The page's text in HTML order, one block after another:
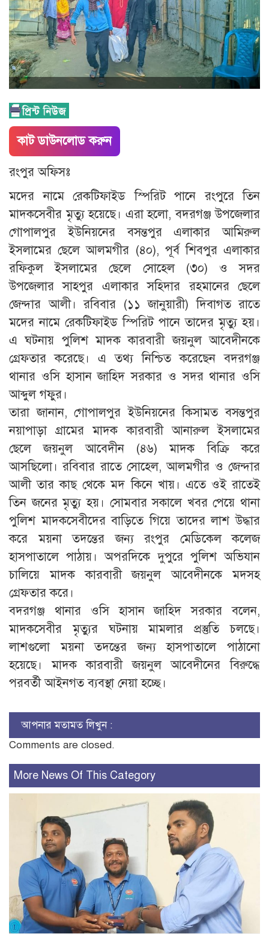
কাট ডাউনলোড করুন
রংপুর অফিসঃ
মদের নামে রেকটিফাইড স্পিরিট পানে রংপুরে তিন
মাদকসেবীর মৃত্যু হয়েছে। এরা হলো, বদরগঞ্জ উপজেলার
গোপালপুর ইউনিয়নের বসন্তপুর এলাকার আমিরুল
ইসলামের ছেলে আলমগীর (৪০), পূর্ব শিবপুর এলাকার
রফিকুল ইসলামের ছেলে সোহেল (৩০) ও সদর
উপজেলার সাহপুর এলাকার সহিদার রহমানের ছেলে
জেন্দার আলী। রবিবার (১১ জানুয়ারী) দিবাগত রাতে
মদের নামে রেকটিফাইড স্পিরিট পানে তাদের মৃত্যু হয়।
এ ঘটনায় পুলিশ মাদক কারবারী জয়নুল আবেদীনকে
গ্রেফতার করেছে। এ তথ্য নিশ্চিত করেছেন বদরগঞ্জ
থানার ওসি হাসান জাহিদ সরকার ও সদর থানার ওসি
আব্দুল গফুর।
তারা জানান, গোপালপুর ইউনিয়নের কিসামত বসন্তপুর
নয়াপাড়া গ্রামের মাদক কারবারী আনারুল ইসলামের
ছেলে জয়নুল আবেদীন (৪৬) মাদক বিক্রি করে
আসছিলো। রবিবার রাতে সোহেল, আলমগীর ও জেন্দার
আলী তার কাছ থেকে মদ কিনে খায়। এতে ওই রাতেই
তিন জনের মৃত্যু হয়। সোমবার সকালে খবর পেয়ে থানা
পুলিশ মাদকসেবীদের বাড়িতে গিয়ে তাদের লাশ উদ্ধার
করে ময়না তদন্তের জন্য রংপুর মেডিকেল কলেজ
হাসপাতালে পাঠায়। অপরদিকে দুপুরে পুলিশ অভিযান
চালিয়ে মাদক কারবারী জয়নুল আবেদীনকে মদসহ
গ্রেফতার করে।
বদরগঞ্জ থানার ওসি হাসান জাহিদ সরকার বলেন,
মাদকসেবীর মৃত্যুর ঘটনায় মামলার প্রস্তুতি চলছে।
লাশগুলো ময়না তদন্তের জন্য হাসপাতালে পাঠানো
হয়েছে। মাদক কারবারী জয়নুল আবেদীনের বিরুদ্ধে
পরবর্তী আইনগত ব্যবস্থা নেয়া হচ্ছে।
আপনার মতামত লিখুন :
Comments are closed.
More News Of This Category